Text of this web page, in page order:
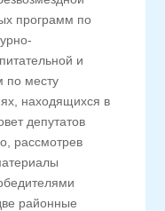
программ по
и
по месту
находящихся в
депутатов
рассмотрев
районные